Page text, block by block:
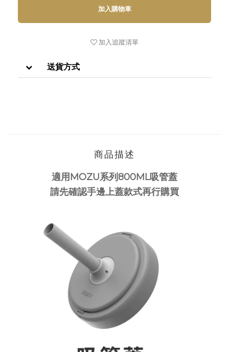
加入購物車
加入追蹤清單
送貨方式
商品描述
適用MOZU系列800ML吸管蓋
請先確認手邊上蓋款式再行購買